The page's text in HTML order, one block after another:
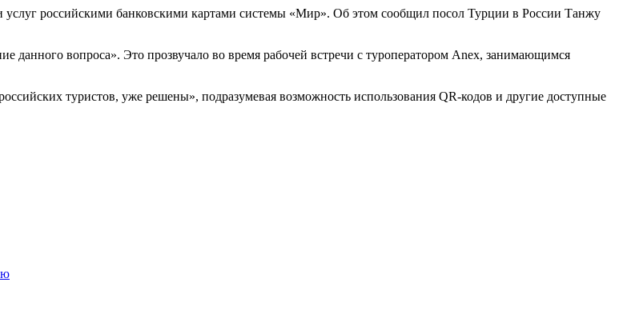
услуг российскими банковскими картами системы «Мир». Об этом сообщил посол Турции в России Танжу
данного вопроса». Это прозвучало во время рабочей встречи с туроператором Aneх, занимающимся
туристов, уже решены», подразумевая возможность использования QR-кодов и другие доступные